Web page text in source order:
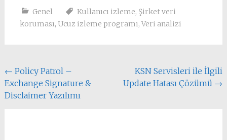
Genel Kullanıcı izleme, Şirket veri
koruması, Ucuz izleme programı, Veri analizi
Yazı
dolaşımı
← Policy Patrol –
Exchange Signature &
Disclaimer Yazılımı
KSN Servisleri ile İlgili
Update Hatası Çözümü →